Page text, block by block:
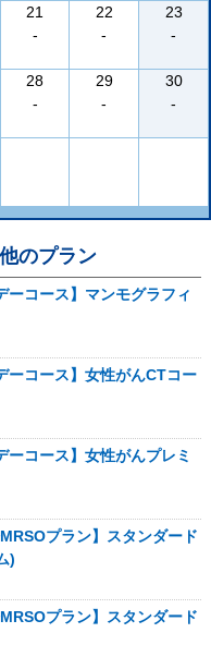
21
-
22
-
23
-
28
-
29
-
30
-
のプラン
ーコース】マンモグラフィ
ーコース】女性がんCTコー
ーコース】女性がんプレミ
プラン】スタンダード
)
プラン】スタンダード